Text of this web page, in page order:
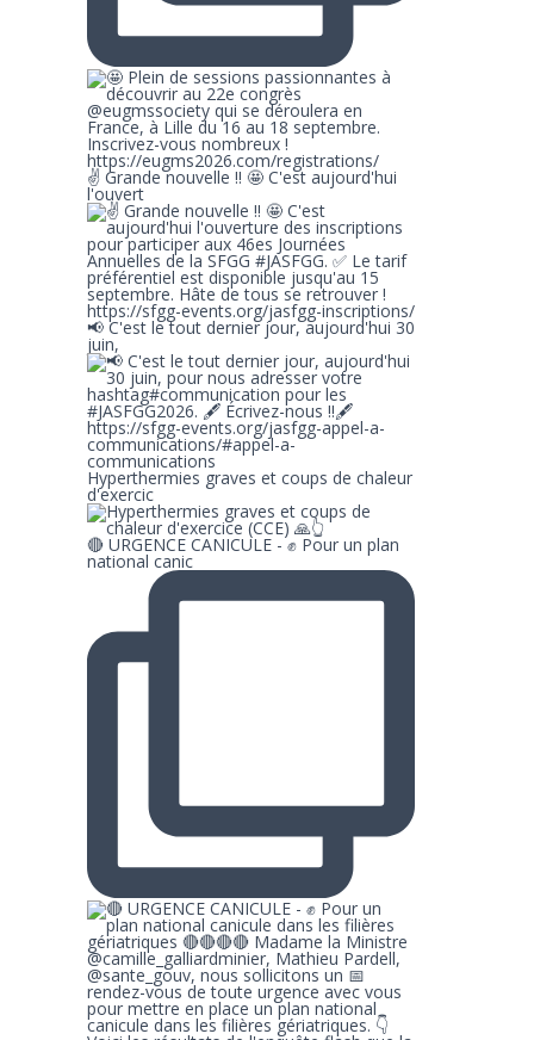
✌ Grande nouvelle !! 🤩 C'est aujourd'hui
l'ouvert
📢 C'est le tout dernier jour, aujourd'hui 30
juin,
Hyperthermies graves et coups de chaleur
d'exercic
🔴 URGENCE CANICULE - ✊ Pour un plan
national canic